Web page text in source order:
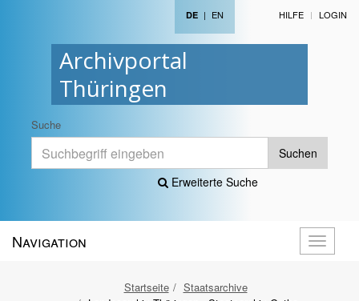
Archivportal
Thüringen
DE | EN HILFE LOGIN
Suche
Suchen
Erweiterte Suche
öffnen
Navigation
Startseite
Staatsarchive